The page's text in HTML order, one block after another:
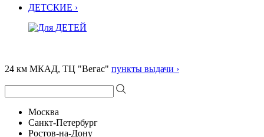
ДЕТСКИЕ ›
24 км МКАД, ТЦ "Вегас" пункты выдачи ›
Москва
Санкт-Петербург
Ростов-на-Дону